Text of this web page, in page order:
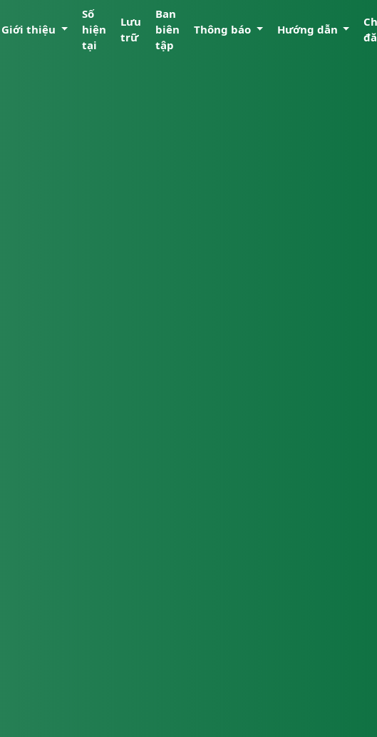
Giới thiệu
Số
hiện
tại
Lưu
trữ
Ban
biên
tập
Thông báo Hướng dẫn